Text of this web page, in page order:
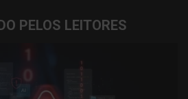
PELOS LEITORES